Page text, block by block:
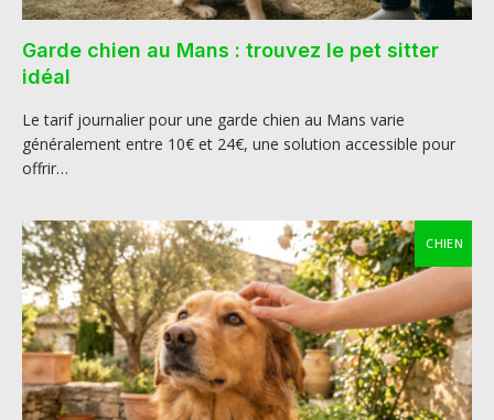
Garde chien au Mans : trouvez le pet sitter
idéal
Le tarif journalier pour une garde chien au Mans varie
généralement entre 10€ et 24€, une solution accessible pour
offrir…
CHIEN